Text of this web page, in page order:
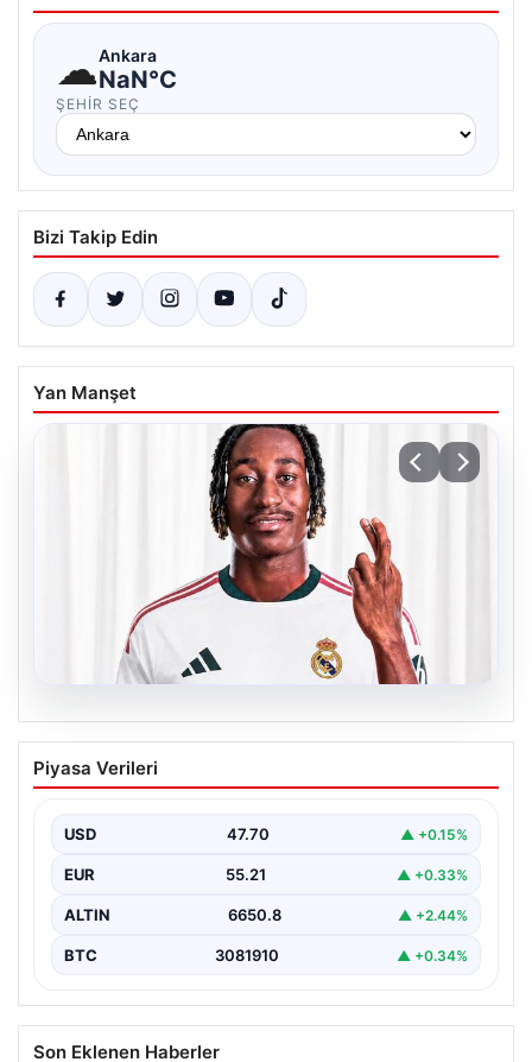
☁Ankara
NaN°C
ŞEHIR SEÇ
Bizi Takip Edin
Yan Manşet
06.08.2026
Real Madrid, Yan Diomande’yi Transfer
Etti: Detaylar Açıklandı
gündeme oturdu. Kulüp, Fildişi Sahilli…
Piyasa Verileri
USD 47.70 ▲ +0.15%
EUR 55.21 ▲ +0.33%
ALTIN 6650.8 ▲ +2.44%
BTC 3081910 ▲ +0.34%
Son Eklenen Haberler